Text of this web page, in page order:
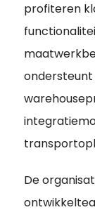
profiteren
ondersteunt
De